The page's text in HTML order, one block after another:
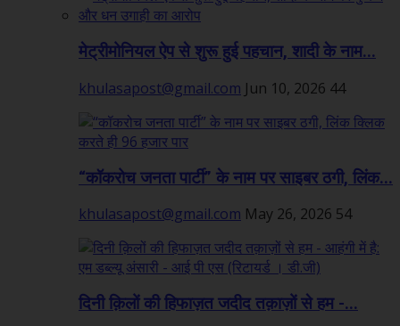
मेट्रीमोनियल ऐप से शुरू हुई पहचान, शादी के नाम...
khulasapost@gmail.com Jun 10, 2026 44
“कॉकरोच जनता पार्टी” के नाम पर साइबर ठगी, लिंक...
khulasapost@gmail.com May 26, 2026 54
दिनी क़िलों की हिफाज़त जदीद तक़ाज़ों से हम -...